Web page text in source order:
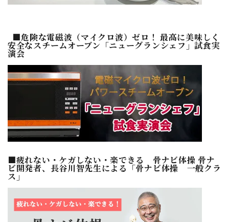
■危険な電磁波（マイクロ波）ゼロ！ 最高に美味しく
安全なスチームオーブン「ニューグランシェフ」試食実
演会
■疲れない・ケガしない・楽できる 骨ナビ体操 骨ナ
ビ開発者、長谷川智先生による「骨ナビ体操 一般クラ
ス」